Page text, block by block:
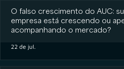
O falso crescimento do AUC:
empresa está crescendo ou
acompanhando o mercado?
22 de jul.